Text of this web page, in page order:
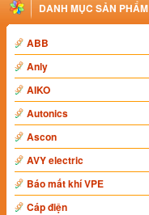
DANH MỤC SẢN PHẨM
ABB
Anly
AIKO
Autonics
Ascon
AVY electric
Báo mất khí VPE
Cáp điện